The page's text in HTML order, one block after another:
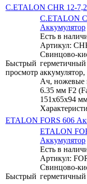
C.ETALON CHR 12-
Быстрый
просмотр
C.ETALON
Аккумулятор
Есть в
Артикул:
Свинцово-
герметичный
Ач, ножевые
6.35 мм F2
151х65х94
ETALON FORS 606
Быстрый
ETALON
Аккумулятор
Есть в
Артикул:
Свинцово-
герметичный